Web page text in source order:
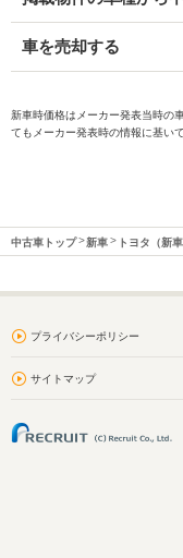
車を売却する
新車時価格はメーカー発表当時の
てもメーカー発表時の情報に基いて
中古車トップ 新車 トヨタ（新車
プライバシーポリシー
サイトマップ